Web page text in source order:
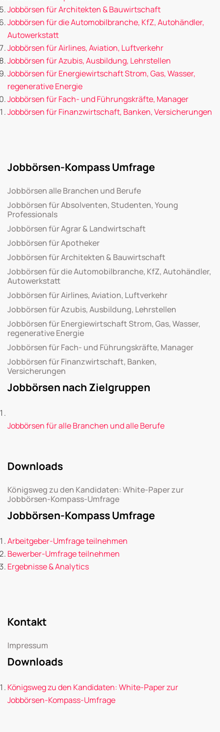
Jobbörsen für Architekten & Bauwirtschaft
Jobbörsen für die Automobilbranche, KfZ, Autohändler,
Autowerkstatt
Jobbörsen für Airlines, Aviation, Luftverkehr
Jobbörsen für Azubis, Ausbildung, Lehrstellen
Jobbörsen für Energiewirtschaft Strom, Gas, Wasser,
regenerative Energie
Jobbörsen für Fach- und Führungskräfte, Manager
Jobbörsen für Finanzwirtschaft, Banken, Versicherungen
Jobbörsen-Kompass Umfrage
Jobbörsen alle Branchen und Berufe
Jobbörsen für Absolventen, Studenten, Young
Professionals
Jobbörsen für Agrar & Landwirtschaft
Jobbörsen für Apotheker
Jobbörsen für Architekten & Bauwirtschaft
Jobbörsen für die Automobilbranche, KfZ, Autohändler,
Autowerkstatt
Jobbörsen für Airlines, Aviation, Luftverkehr
Jobbörsen für Azubis, Ausbildung, Lehrstellen
Jobbörsen für Energiewirtschaft Strom, Gas, Wasser,
regenerative Energie
Jobbörsen für Fach- und Führungskräfte, Manager
Jobbörsen für Finanzwirtschaft, Banken,
Versicherungen
Jobbörsen nach Zielgruppen
Jobbörsen für alle Branchen und alle Berufe
Downloads
Königsweg zu den Kandidaten: White-Paper zur
Jobbörsen-Kompass-Umfrage
Jobbörsen-Kompass Umfrage
Arbeitgeber-Umfrage teilnehmen
Bewerber-Umfrage teilnehmen
Ergebnisse & Analytics
Kontakt
Impressum
Downloads
Königsweg zu den Kandidaten: White-Paper zur
Jobbörsen-Kompass-Umfrage